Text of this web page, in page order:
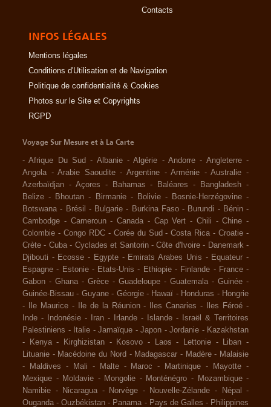
Contacts
INFOS LÉGALES
Mentions légales
Conditions d'Utilisation et de Navigation
Politique de confidentialité & Cookies
Photos sur le Site et Copyrights
RGPD
Voyage Sur Mesure et à La Carte
-Afrique Du Sud - Albanie -Algérie -Andorre - Angleterre -
Angola -Arabie Saoudite -Argentine -Arménie -Australie -
Azerbaïdjan - Açores - Bahamas - Baléares - Bangladesh -
Belize - Bhoutan - Birmanie - Bolivie - Bosnie-Herzégovine -
Botswana - Brésil - Bulgarie - Burkina Faso - Burundi - Bénin -
Cambodge - Cameroun - Canada - Cap Vert - Chili -Chine -
Colombie - Congo RDC - Corée du Sud -Costa Rica -Croatie -
Crète - Cuba - Cyclades et Santorin -Côte d'Ivoire - Danemark -
Djibouti - Ecosse - Egypte - Emirats Arabes Unis - Equateur -
Espagne - Estonie - Etats-Unis - Ethiopie - Finlande - France -
Gabon - Ghana - Grèce - Guadeloupe - Guatemala - Guinée -
Guinée-Bissau - Guyane - Géorgie - Hawaï - Honduras - Hongrie
-
Ile Maurice - Ile de la Réunion - Iles Canaries - Iles Féroé -
Inde - Indonésie - Iran - Irlande - Islande -
Israël & Territoires
Palestiniens - Italie - Jamaïque - Japon - Jordanie - Kazakhstan
-
Kenya - Kirghizistan - Kosovo - Laos - Lettonie - Liban -
Lituanie - Macédoine du Nord - Madagascar - Madère - Malaisie
-
Maldives - Mali - Malte - Maroc - Martinique - Mayotte -
Mexique - Moldavie - Mongolie - Monténégro - Mozambique -
Namibie - Nicaragua - Norvège - Nouvelle-Zélande - Népal
-
Ouganda -Ouzbékistan - Panama - Pays de Galles - Philippines